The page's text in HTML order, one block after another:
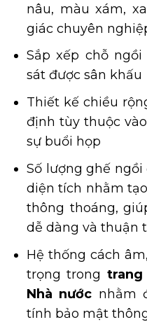
nâu, màu xám,
giác chuyên
Sắp xếp chỗ
sát được sân khấu
Thiết kế chiều
định tùy thuộc
sự buổi họp
Số lượng ghế ngồi
diện tích nhằm
thông thoáng,
dễ dàng và thuận
Hệ thống cách
trọng trong trang
Nhà nước nhằm
tính bảo mật